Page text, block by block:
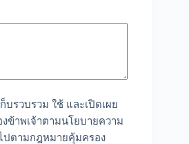
บรวบรวม ใช้ และเปิดเผย
ข้าพเจ้าตามนโยบายความ
ปตามกฎหมายคุ้มครอง